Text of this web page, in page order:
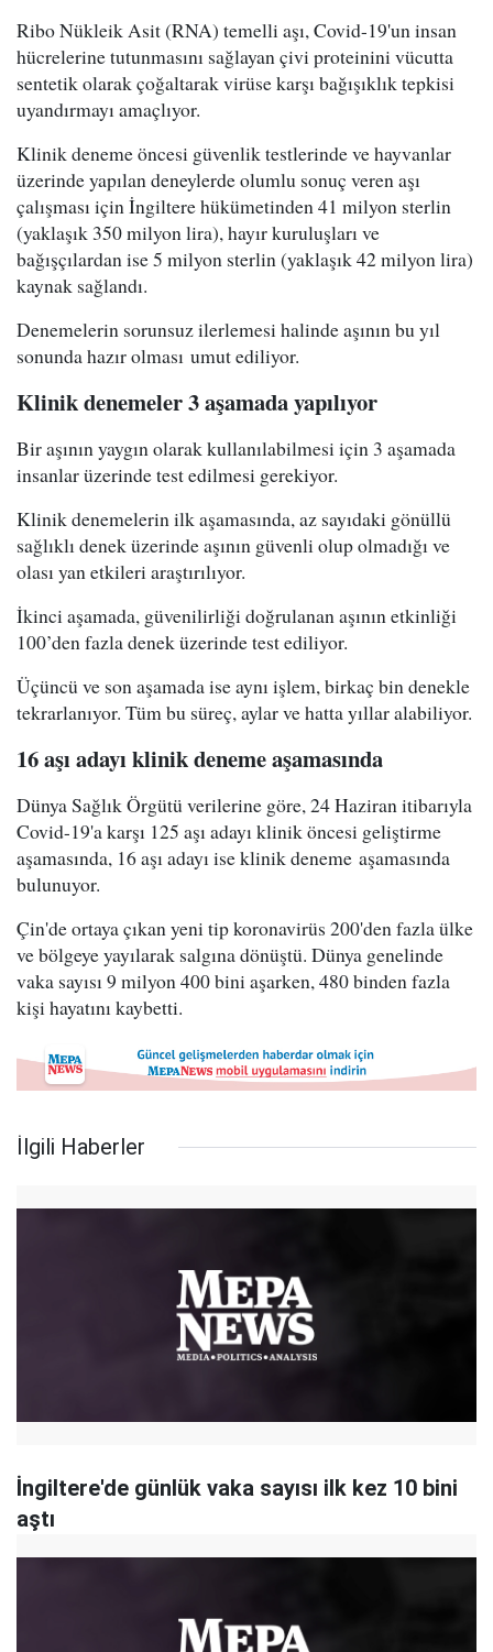
Ribo Nükleik Asit (RNA) temelli aşı, Covid-19'un insan
hücrelerine tutunmasını sağlayan çivi proteinini vücutta
sentetik olarak çoğaltarak virüse karşı bağışıklık tepkisi
uyandırmayı amaçlıyor.
Klinik deneme öncesi güvenlik testlerinde ve hayvanlar
üzerinde yapılan deneylerde olumlu sonuç veren aşı
çalışması için İngiltere hükümetinden 41 milyon sterlin
(yaklaşık 350 milyon lira), hayır kuruluşları ve
bağışçılardan ise 5 milyon sterlin (yaklaşık 42 milyon lira)
kaynak sağlandı.
Denemelerin sorunsuz ilerlemesi halinde aşının bu yıl
sonunda hazır olması umut ediliyor.
Klinik denemeler 3 aşamada yapılıyor
Bir aşının yaygın olarak kullanılabilmesi için 3 aşamada
insanlar üzerinde test edilmesi gerekiyor.
Klinik denemelerin ilk aşamasında, az sayıdaki gönüllü
sağlıklı denek üzerinde aşının güvenli olup olmadığı ve
olası yan etkileri araştırılıyor.
İkinci aşamada, güvenilirliği doğrulanan aşının etkinliği
100’den fazla denek üzerinde test ediliyor.
Üçüncü ve son aşamada ise aynı işlem, birkaç bin denekle
tekrarlanıyor. Tüm bu süreç, aylar ve hatta yıllar alabiliyor.
16 aşı adayı klinik deneme aşamasında
Dünya Sağlık Örgütü verilerine göre, 24 Haziran itibarıyla
Covid-19'a karşı 125 aşı adayı klinik öncesi geliştirme
aşamasında, 16 aşı adayı ise klinik deneme aşamasında
bulunuyor.
Çin'de ortaya çıkan yeni tip koronavirüs 200'den fazla ülke
ve bölgeye yayılarak salgına dönüştü. Dünya genelinde
vaka sayısı 9 milyon 400 bini aşarken, 480 binden fazla
kişi hayatını kaybetti.
İlgili Haberler
İngiltere'de günlük vaka sayısı ilk kez 10 bini
aştı